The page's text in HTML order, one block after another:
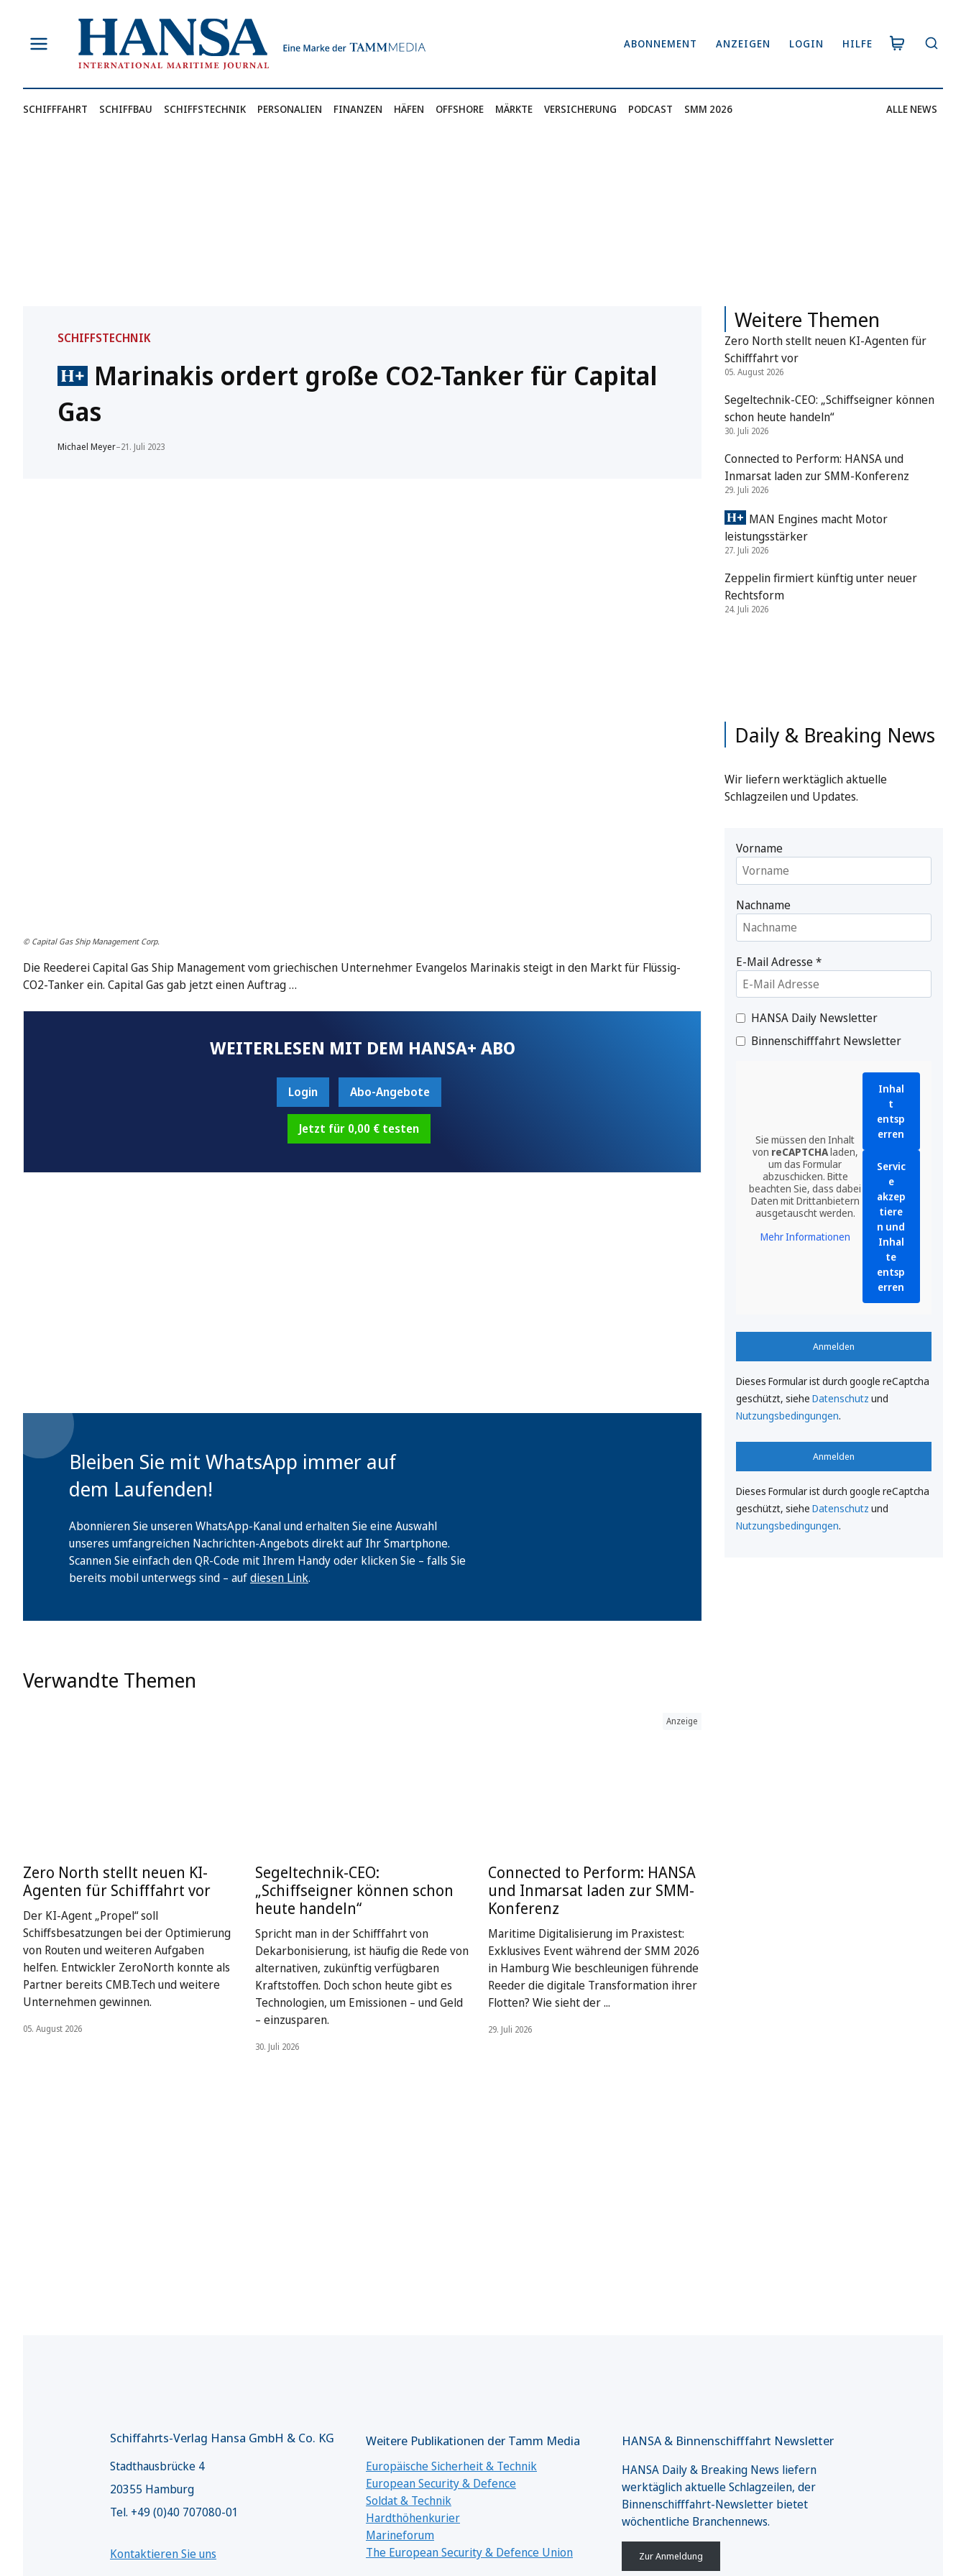
springen
ABONNEMENT ANZEIGEN LOGIN HILFE
SCHIFFFAHRT SCHIFFBAU SCHIFFSTECHNIK PERSONALIEN FINANZEN HÄFEN OFFSHORE MÄRKTE VERSICHERUNG PODCAST SMM 2026 ALLE NEWS
SCHIFFSTECHNIK
Marinakis ordert große CO2-Tanker für Capital
Gas
Michael Meyer–21. Juli 2023
© Capital Gas Ship Management Corp.
Die Reederei Capital Gas Ship Management vom griechischen Unternehmer Evangelos Marinakis steigt in den Markt für Flüssig-
CO2-Tanker ein. Capital Gas gab jetzt einen Auftrag …
WEITERLESEN MIT DEM HANSA+ ABO
Login Abo-Angebote
Jetzt für 0,00 € testen
Bleiben Sie mit WhatsApp immer auf
dem Laufenden!
Abonnieren Sie unseren WhatsApp-Kanal und erhalten Sie eine Auswahl
unseres umfangreichen Nachrichten-Angebots direkt auf Ihr Smartphone.
Scannen Sie einfach den QR-Code mit Ihrem Handy oder klicken Sie – falls Sie
bereits mobil unterwegs sind – aufdiesen Link.
Verwandte Themen
Zero North stellt neuen KI-
Agenten für Schifffahrt vor
Der KI-Agent „Propel“ soll
Schiffsbesatzungen bei der Optimierung
von Routen und weiteren Aufgaben
helfen. Entwickler ZeroNorth konnte als
Partner bereits CMB.Tech und weitere
Unternehmen gewinnen.
05. August 2026
Segeltechnik-CEO:
„Schiffseigner können schon
heute handeln“
Spricht man in der Schifffahrt von
Dekarbonisierung, ist häufig die Rede von
alternativen, zukünftig verfügbaren
Kraftstoffen. Doch schon heute gibt es
Technologien, um Emissionen – und Geld
– einzusparen.
30. Juli 2026
Anzeige
Connected to Perform: HANSA
und Inmarsat laden zur SMM-
Konferenz
Maritime Digitalisierung im Praxistest:
Exklusives Event während der SMM 2026
in Hamburg Wie beschleunigen führende
Reeder die digitale Transformation ihrer
Flotten? Wie sieht der ...
29. Juli 2026
Weitere Themen
Zero North stellt neuen KI-Agenten für
Schifffahrt vor
05. August 2026
Segeltechnik-CEO: „Schiffseigner können
schon heute handeln“
30. Juli 2026
Connected to Perform: HANSA und
Inmarsat laden zur SMM-Konferenz
29. Juli 2026
MAN Engines macht Motor
leistungsstärker
27. Juli 2026
Zeppelin firmiert künftig unter neuer
Rechtsform
24. Juli 2026
Daily & Breaking News
Wir liefern werktäglich aktuelle
Schlagzeilen und Updates.
Vorname
Nachname
E-Mail Adresse*
HANSA Daily Newsletter
Binnenschifffahrt Newsletter
Sie müssen den Inhalt
von reCAPTCHAladen,
um das Formular
abzuschicken. Bitte
beachten Sie, dass dabei
Daten mit Drittanbietern
ausgetauscht werden.
Mehr Informationen
Inhal
t
entsp
erren
Servic
e
akzep
tiere
n und
Inhal
te
entsp
erren
Anmelden
Dieses Formular ist durch google reCaptcha
geschützt, siehe Datenschutz und
Nutzungsbedingungen.
Anmelden
Dieses Formular ist durch google reCaptcha
geschützt, siehe Datenschutz und
Nutzungsbedingungen.
Schiffahrts-Verlag Hansa GmbH & Co. KG
Stadthausbrücke 4
20355 Hamburg
Tel. +49 (0)40 707080-01
Kontaktieren Sie uns
Weitere Publikationen der Tamm Media
Europäische Sicherheit & Technik
European Security & Defence
Soldat & Technik
Hardthöhenkurier
Marineforum
The European Security & Defence Union
HANSA & Binnenschifffahrt Newsletter
HANSA Daily & Breaking News liefern
werktäglich aktuelle Schlagzeilen, der
Binnenschifffahrt-Newsletter bietet
wöchentliche Branchennews.
Zur Anmeldung